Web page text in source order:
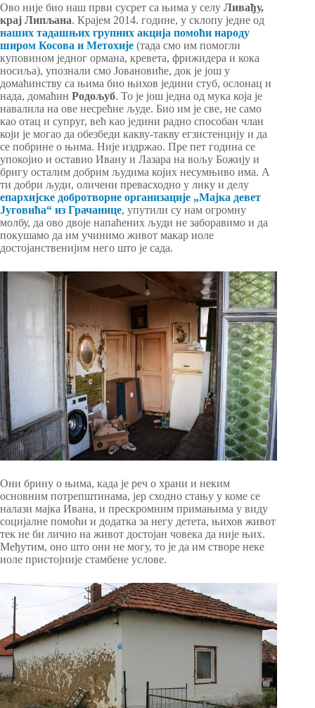
Ово није био наш први сусрет са њима у селу Ливађу,
крај Липљана. Крајем 2014. године, у склопу једне од
наших тадашњих групних акција помоћи народу
широм Косова и Метохије (тада смо им помогли
куповином једног ормана, кревета, фрижидера и кока
носиља), упознали смо Јовановиће, док је још у
домаћинству са њима био њихов једини стуб, ослонац и
нада, домаћин Родољуб. То је још једна од мука која је
навалила на ове несрећне људе. Био им је све, не само
као отац и супруг, већ као једини радно способан члан
који је могао да обезбеди какву-такву егзистенцију и да
се побрине о њима. Није издржао. Пре пет година се
упокојио и оставио Ивану и Лазара на вољу Божију и
бригу осталим добрим људима којих несумњиво има. А
ти добри људи, оличени превасходно у лику и делу
епархијске добротворне организације „Мајка девет
Југовића“ из Грачанице, упутили су нам огромну
молбу, да ово двоје напаћених људи не заборавимо и да
покушамо да им учинимо живот макар иоле
достојанственијим него што је сада.
Они брину о њима, када је реч о храни и неким
основним потрепштинама, јер сходно стању у коме се
налази мајка Ивана, и прескромним примањима у виду
социјалне помоћи и додатка за негу детета, њихов живот
тек не би личио на живот достојан човека да није њих.
Међутим, оно што они не могу, то је да им створе неке
иоле пристојније стамбене услове.